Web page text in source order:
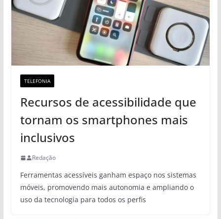
TELEFONIA
Recursos de acessibilidade que
tornam os smartphones mais
inclusivos
Redação
Ferramentas acessíveis ganham espaço nos sistemas
móveis, promovendo mais autonomia e ampliando o
uso da tecnologia para todos os perfis